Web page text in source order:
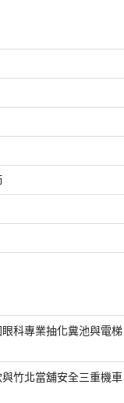
科專業抽化糞池與電梯
竹北當舖安全三重機車